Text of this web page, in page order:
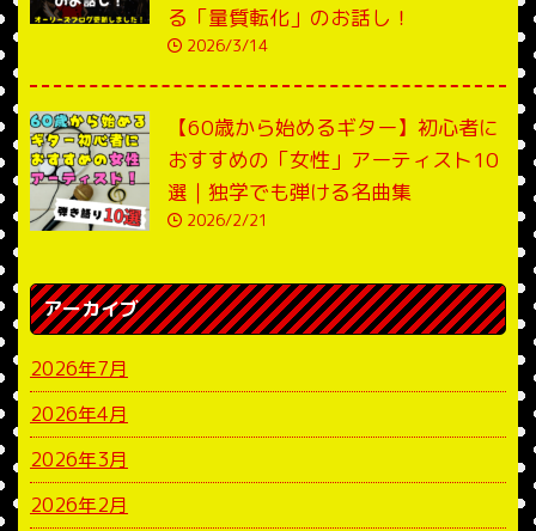
る「量質転化」のお話し！
2026/3/14
【60歳から始めるギター】初心者に
おすすめの「女性」アーティスト10
選｜独学でも弾ける名曲集
2026/2/21
アーカイブ
2026年7月
2026年4月
2026年3月
2026年2月